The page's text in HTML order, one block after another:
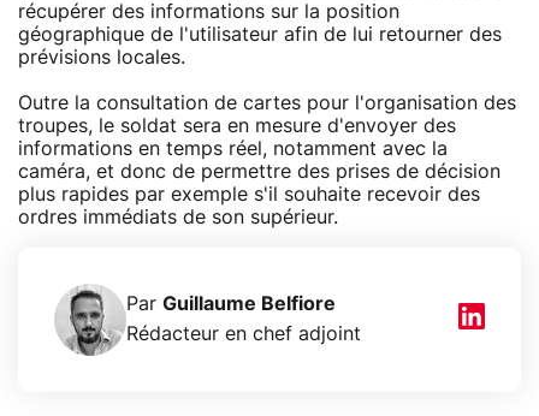
récupérer des informations sur la position
géographique de l'utilisateur afin de lui retourner des
prévisions locales.
Outre la consultation de cartes pour l'organisation des
troupes, le soldat sera en mesure d'envoyer des
informations en temps réel, notamment avec la
caméra, et donc de permettre des prises de décision
plus rapides par exemple s'il souhaite recevoir des
ordres immédiats de son supérieur.
Par Guillaume Belfiore
Rédacteur en chef adjoint